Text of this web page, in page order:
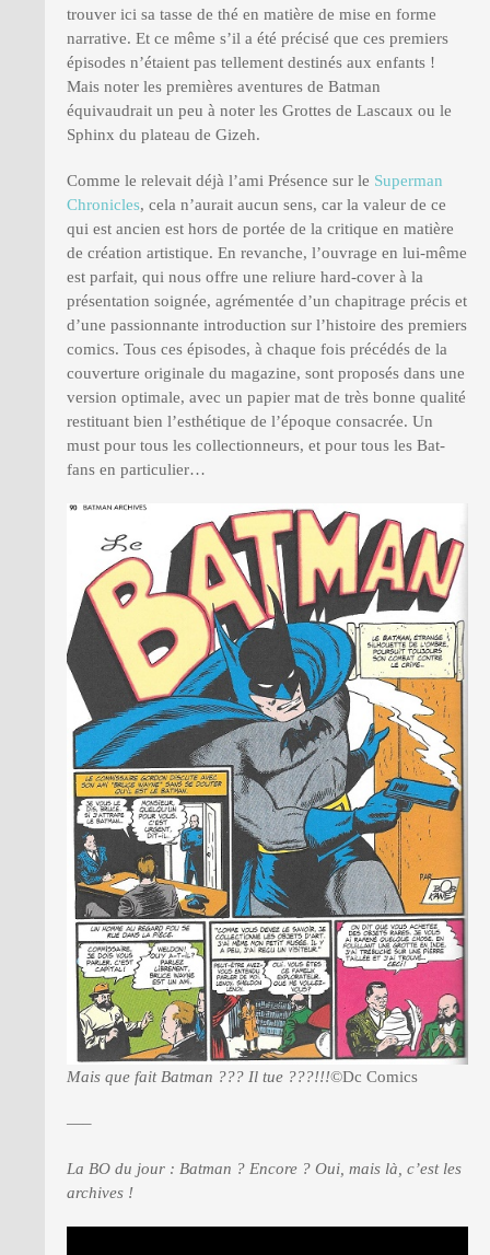
trouver ici sa tasse de thé en matière de mise en forme
narrative. Et ce même s’il a été précisé que ces premiers
épisodes n’étaient pas tellement destinés aux enfants !
Mais noter les premières aventures de Batman
équivaudrait un peu à noter les Grottes de Lascaux ou le
Sphinx du plateau de Gizeh.
Comme le relevait déjà l’ami Présence sur le Superman
Chronicles, cela n’aurait aucun sens, car la valeur de ce
qui est ancien est hors de portée de la critique en matière
de création artistique. En revanche, l’ouvrage en lui-même
est parfait, qui nous offre une reliure hard-cover à la
présentation soignée, agrémentée d’un chapitrage précis et
d’une passionnante introduction sur l’histoire des premiers
comics. Tous ces épisodes, à chaque fois précédés de la
couverture originale du magazine, sont proposés dans une
version optimale, avec un papier mat de très bonne qualité
restituant bien l’esthétique de l’époque consacrée. Un
must pour tous les collectionneurs, et pour tous les Bat-
fans en particulier…
Mais que fait Batman ??? Il tue ???!!!©Dc Comics
—–
La BO du jour : Batman ? Encore ? Oui, mais là, c’est les
archives !